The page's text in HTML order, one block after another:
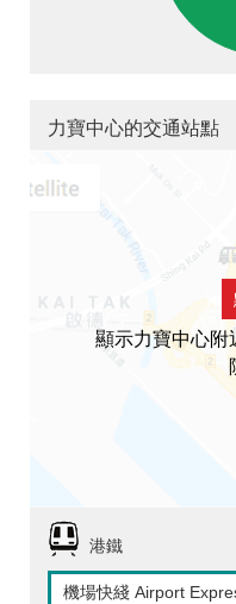
力寶中心的交通站點
顯示力寶中心附
港鐵
機場快綫 Airport